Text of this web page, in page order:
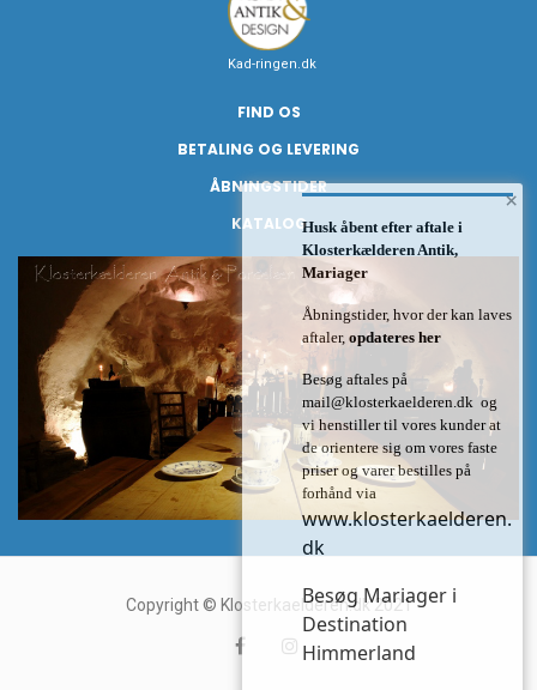
Kad-ringen.dk
FIND OS
BETALING OG LEVERING
ÅBNINGSTIDER
KATALOG
Copyright © Klosterkaelderen.dk 2021
×
Husk åbent efter aftale i
Klosterkælderen Antik,
Mariager
Åbningstider, hvor der kan laves
aftaler, opdateres her
Besøg aftales på
mail@klosterkaelderen.dk og
vi henstiller til vores kunder at
de orientere sig om vores faste
priser og varer bestilles på
forhånd via
www.klosterkaelderen.
dk
Besøg Mariager i
Destination
Himmerland